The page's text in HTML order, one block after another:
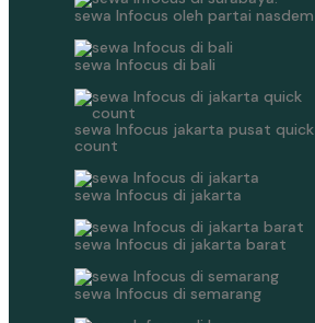
sewa Infocus oleh partai nasdem
sewa Infocus di bali
sewa Infocus jakarta pusat quick
count
sewa Infocus di jakarta
sewa Infocus di jakarta barat
sewa Infocus di semarang